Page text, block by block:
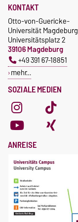
SOZIALE MEDIEN
KONTAKT
Otto-von-Guericke-
Universität Magdeburg
Universitätsplatz 2
39106 Magdeburg
+49 391 67-18851
mehr…
ANREISE